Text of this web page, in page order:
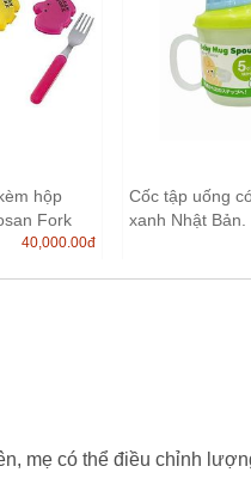
hộp
Fork
40,000.00đ
Cốc tập uống
xanh Nhật Bản.
mẹ có thể điều chỉnh